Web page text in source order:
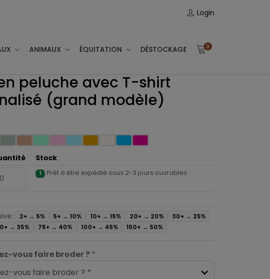
Login
ANIMAUX ÉQUITATION DÉSTOCKAGE 0
peluche avec T-shirt
(grand modèle)
Stock
1 Prêt à être expédié sous 2-3 jours ouvrables
2+ → 5% 5+ → 10% 10+ → 15% 20+ → 20% 30+ → 25%
→ 35% 75+ → 40% 100+ → 45% 150+ → 50%
vous faire broder ? *
vous faire broder ? *